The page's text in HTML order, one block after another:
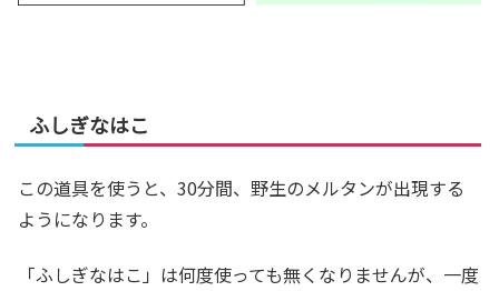
ふしぎなはこ
この道具を使うと、30分間、野生のメルタンが出現する
ようになります。
「ふしぎなはこ」は何度使っても無くなりませんが、一度